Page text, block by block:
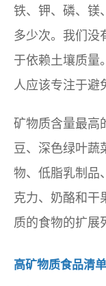
铁、钾、磷、镁
多少次。我们没
于依赖土壤质量
人应该专注于避
矿物质含量最高
豆、深色绿叶蔬
物、低脂乳制品
克力、奶酪和干
质的食物的扩展
高矿物质食品清单